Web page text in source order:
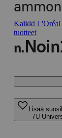
Kaikki L'Oréal
tuotteet
n. Noin
Lisää
7U